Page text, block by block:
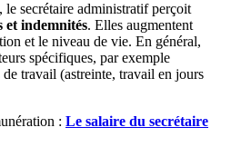
le secrétaire administratif perçoit
et indemnités. Elles augmentent
et le niveau de vie. En général,
spécifiques, par exemple
travail (astreinte, travail en jours
: Le salaire du secrétaire